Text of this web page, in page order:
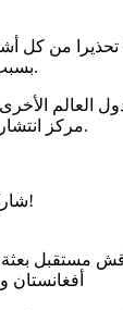
تحذيرا من كل
بسبب استمرار تفشي الفيروس.
العالم
مركز انتشار فيروس كورونا في الصين.
شاركوا هذا الخبر مع اصدقائكم!